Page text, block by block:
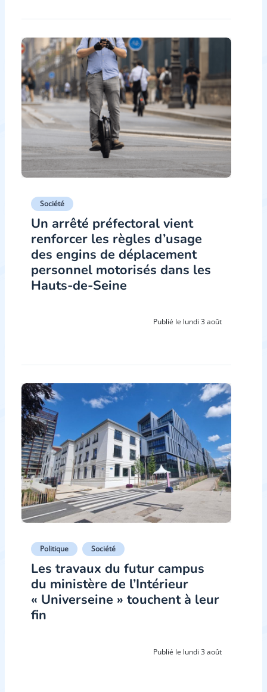
Société
Un arrêté préfectoral vient
renforcer les règles d’usage
des engins de déplacement
personnel motorisés dans les
Hauts-de-Seine
Publié le lundi 3 août
Politique Société
Les travaux du futur campus
du ministère de l’Intérieur
« Universeine » touchent à leur
fin
Publié le lundi 3 août